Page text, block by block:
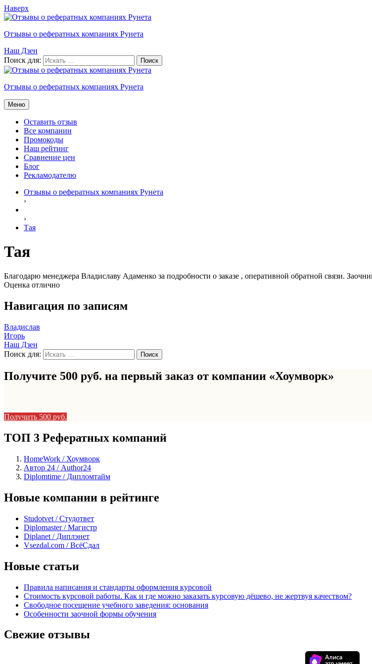
Наверх
Отзывы о рефератных компаниях Рунета
Наш Дзен
Поиск для:
Отзывы о рефератных компаниях Рунета
Меню
Оставить отзыв
Все компании
Промокоды
Наш рейтинг
Сравнение цен
Блог
Рекламодателю
Отзывы о рефератных компаниях Рунета
›
›
Тая
Тая
Благодарю менеджера Владиславу Адаменко за подробности о заказе , оперативной обратной связи.
Оценка отлично
Навигация по записям
Владислав
Игорь
Наш Дзен
Поиск для:
Получите 500 руб. на первый заказ от компании «Хоумворк»
Получить 500 руб.
ТОП 3 Рефератных компаний
HomeWork / Хоумворк
Автор 24 / Author24
Diplomtime / Дипломтайм
Новые компании в рейтинге
Studotvet / Студответ
Diplomaster / Магистр
Diplanet / Диплэнет
Vsezdal.com / ВсёСдал
Новые статьи
Правила написания и стандарты оформления курсовой
Стоимость курсовой работы. Как и где можно заказать курсовую дёшево, не жертвуя качеством?
Свободное посещение учебного заведения: основания
Особенности заочной формы обучения
Свежие отзывы